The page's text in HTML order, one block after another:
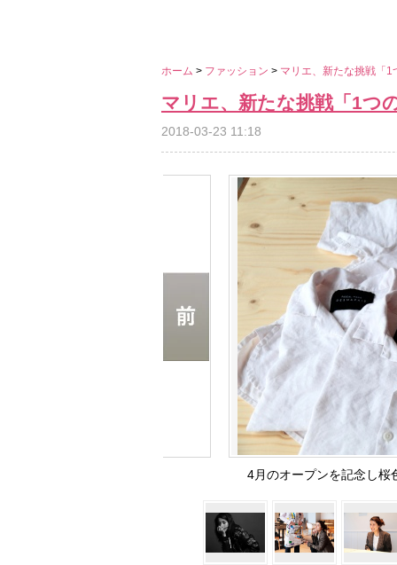
ホーム > ファッション > マリエ、新たな挑戦「
マリエ、新たな挑戦「1つ
2018-03-23 11:18
4月のオープンを記念し桜